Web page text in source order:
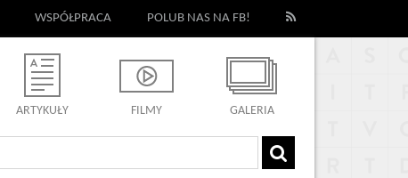
WSPÓŁPRACA POLUB NAS NA FB!
ARTYKUŁY FILMY GALERIA